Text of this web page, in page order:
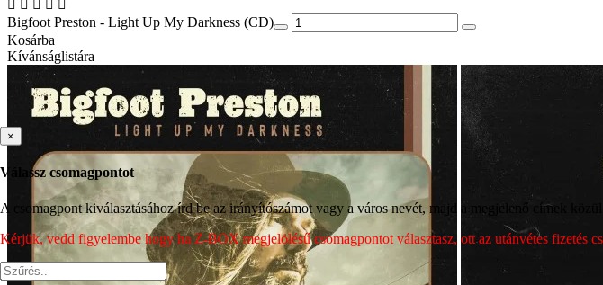
Bigfoot Preston - Light Up My Darkness (CD)
Kosárba
Kívánságlistára
×
Válassz csomagpontot
A csomagpont kiválasztásához írd be az irányítószámot vagy a város nevét, majd a megjelenő címek
Kérjük, vedd figyelembe hogy ha Z-BOX megjelölésű csomagpontot választasz, ott az utánvétes fizetés